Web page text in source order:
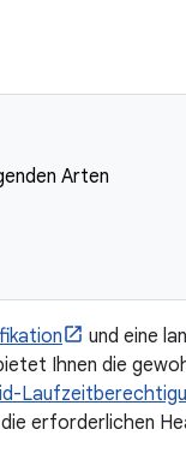
Arten
und eine
Ihnen die
erforderlichen